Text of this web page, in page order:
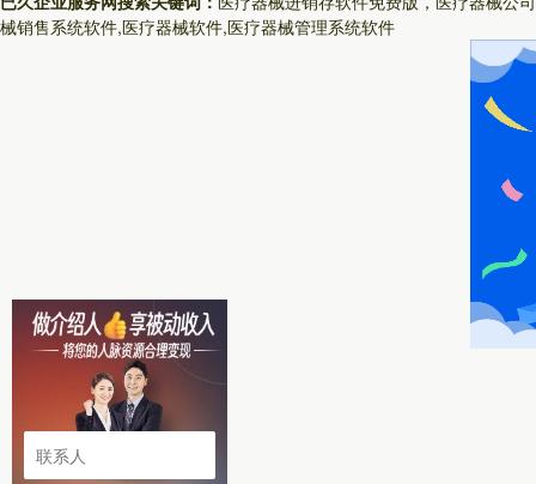
械销售系统软件,医疗器械软件,医疗器械管理系统软件